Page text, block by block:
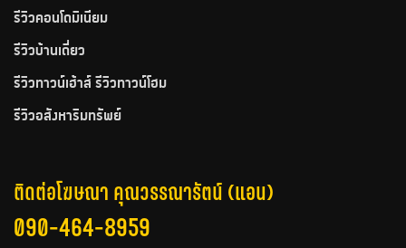
รีวิวคอนโดมิเนียม
รีวิวบ้านเดี่ยว
รีวิวทาวน์เฮ้าส์ รีวิวทาวน์โฮม
รีวิวอสังหาริมทรัพย์
ติดต่อโฆษณา คุณวรรณารัตน์ (แอน)
090-464-8959